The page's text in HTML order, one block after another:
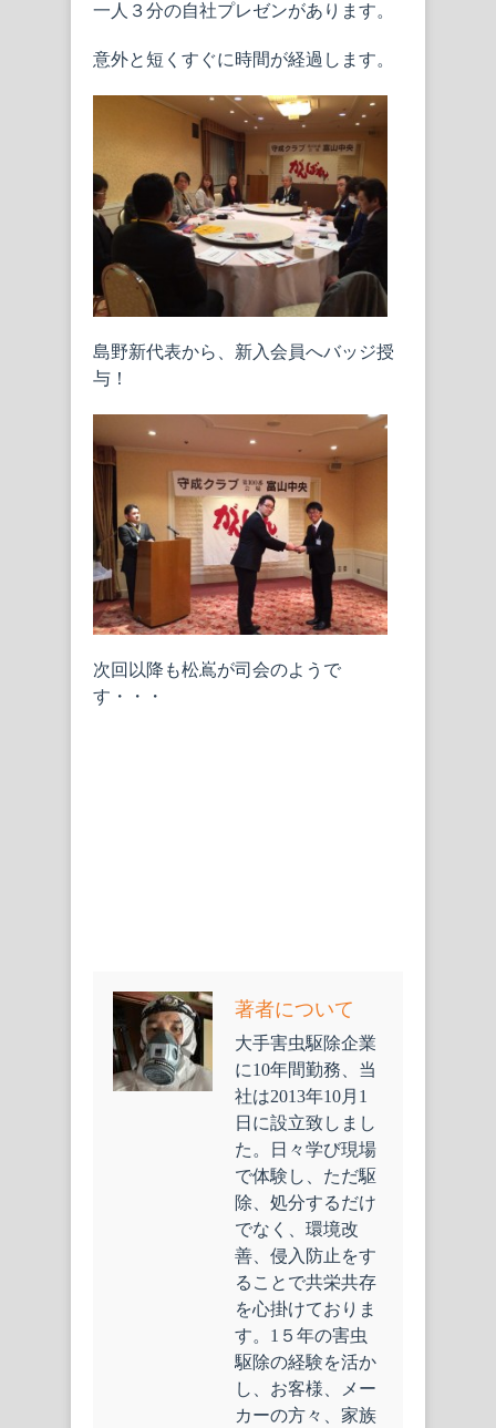
一人３分の自社プレゼンがあります。
意外と短くすぐに時間が経過します。
島野新代表から、新入会員へバッジ授
与！
次回以降も松嶌が司会のようで
す・・・
著者について
大手害虫駆除企業
に10年間勤務、当
社は2013年10月1
日に設立致しまし
た。日々学び現場
で体験し、ただ駆
除、処分するだけ
でなく、環境改
善、侵入防止をす
ることで共栄共存
を心掛けておりま
す。1５年の害虫
駆除の経験を活か
し、お客様、メー
カーの方々、家族